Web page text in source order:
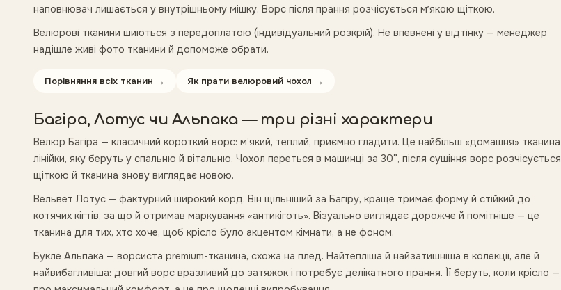
наповнювач лишається у внутрішньому мішку. Ворс після прання розчісується мʼякою щіткою.
Велюрові тканини шиються з передоплатою (індивідуальний розкрій). Не впевнені у відтінку — менеджер
надішле живі фото тканини й допоможе обрати.
Порівняння всіх тканин → Як прати велюровий чохол →
Багіра, Лотус чи Альпака — три різні характери
Велюр Багіра — класичний короткий ворс: м’який, теплий, приємно гладити. Це найбільш «домашня» тканина
лінійки, яку беруть у спальню й вітальню. Чохол переться в машинці за 30°, після сушіння ворс розчісується
щіткою й тканина знову виглядає новою.
Вельвет Лотус — фактурний широкий корд. Він щільніший за Багіру, краще тримає форму й стійкий до
котячих кігтів, за що й отримав маркування «антикіготь». Візуально виглядає дорожче й помітніше — це
тканина для тих, хто хоче, щоб крісло було акцентом кімнати, а не фоном.
Букле Альпака — ворсиста premium-тканина, схожа на плед. Найтепліша й найзатишніша в колекції, але й
найвибагливіша: довгий ворс вразливий до затяжок і потребує делікатного прання. Її беруть, коли крісло —